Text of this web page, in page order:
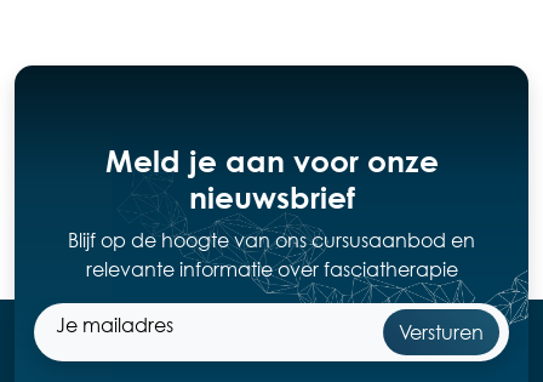
Meld je aan voor onze
nieuwsbrief
Blijf op de hoogte van ons cursusaanbod en
relevante informatie over fasciatherapie